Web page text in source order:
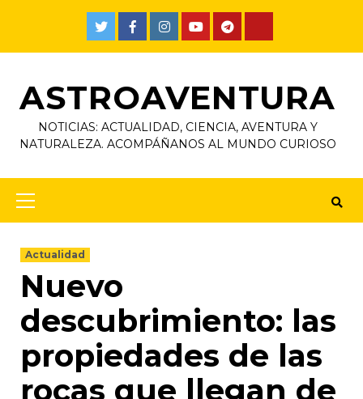
ASTROAVENTURA
NOTICIAS: ACTUALIDAD, CIENCIA, AVENTURA Y
NATURALEZA. ACOMPÁÑANOS AL MUNDO CURIOSO
Actualidad
Nuevo
descubrimiento: las
propiedades de las
rocas que llegan de